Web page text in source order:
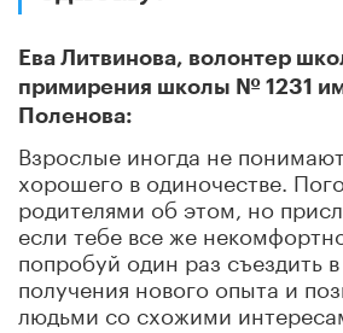
Ева Литвинова, волонтер
примирения школы № 1231
Поленова:
Взрослые иногда не
хорошего в одиночестве.
родителями об этом, но
если тебе все же
попробуй один раз съездить в
получения нового опыта и
людьми со схожими